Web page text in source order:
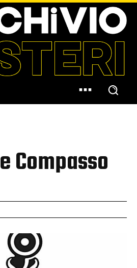
Compasso